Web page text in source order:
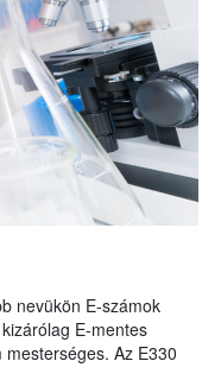
nevükön E-számok
E-mentes
Az E330